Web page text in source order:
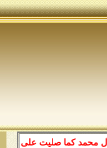
كما صليت على إبراهيم